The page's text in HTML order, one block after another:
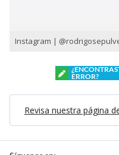
Instagram |
ERROR?
Revisa nuestra página